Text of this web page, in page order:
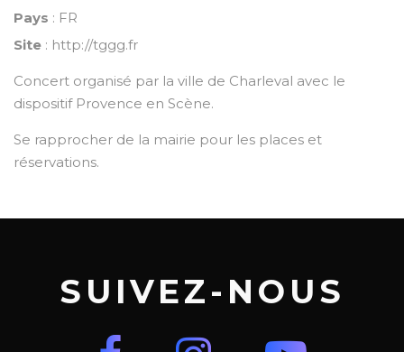
Pays : FR
Site : http://tggg.fr
Concert organisé par la ville de Charleval avec le
dispositif Provence en Scène.
Se rapprocher de la mairie pour les places et
réservations.
SUIVEZ-NOUS